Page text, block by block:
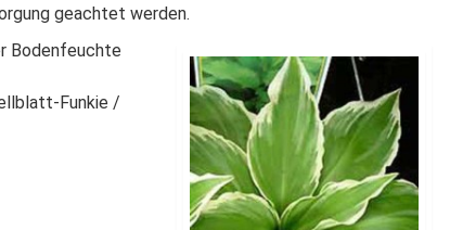
geachtet werden.
Bodenfeuchte
Funkie /